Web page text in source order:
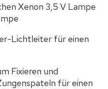
Xenon 3,5 V Lampe
Lichtleiter für einen
Fixieren und
für einen